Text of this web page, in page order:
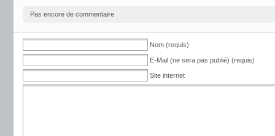
Pas encore de commentaire
Nom (requis)
E-Mail (ne sera pas publié) (requis)
Site internet